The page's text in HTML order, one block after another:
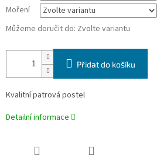
Moření
Můžeme doručit do: Zvolte variantu
Přidat do košíku
Kvalitní patrová postel
Detailní informace